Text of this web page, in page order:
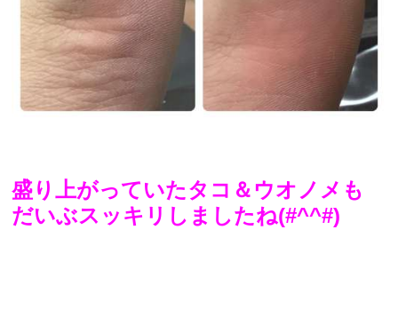
盛り上がっていたタコ＆ウオノメも
だいぶスッキリしましたね(#^^#)